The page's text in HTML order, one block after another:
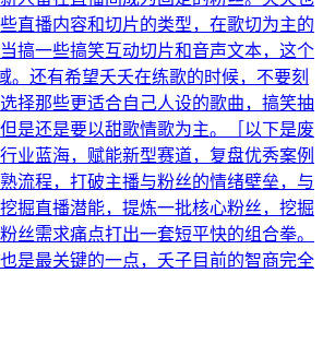
直播内容和切片的类型，在歌切为主的
搞一些搞笑互动切片和音声文本，这个
。还有希望夭夭在练歌的时候，不要刻
择那些更适合自己人设的歌曲，搞笑抽
是还是要以甜歌情歌为主。［以下是废
业蓝海，赋能新型赛道，复盘优秀案例
流程，打破主播与粉丝的情绪壁垒，与
掘直播潜能，提炼一批核心粉丝，挖掘
丝需求痛点打出一套短平快的组合拳。
也是最关键的一点，夭子目前的智商完全